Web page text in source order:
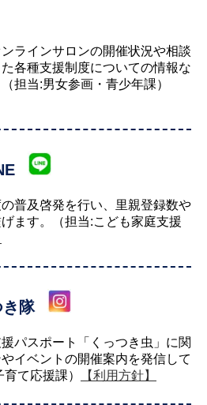
ラインサロンの開催状況や相談
各種支援制度についての情報な
担当:男女参画・青少年課）
普及啓発を行い、里親登録数や
ます。（担当:こども家庭支援
隊
パスポート「くっつき虫」に関
イベントの開催案内を発信して
て応援課）
【利用方針】